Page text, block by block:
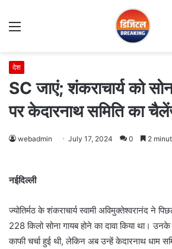
Menu
देश
SC जाएं; शंकराचार्य को
पर केदारनाथ समिति का
webadmin July 17, 2024 0 2
नईदिल्ली
ज्योतिर्मठ के शंकराचार्य स्वामी अविमुक्तेश्वरानंद ने
228 किलो सोना गायब होने का दावा किया था।
काफी चर्चा हुई थी, लेकिन अब उन्हें केदारनाथ धाम